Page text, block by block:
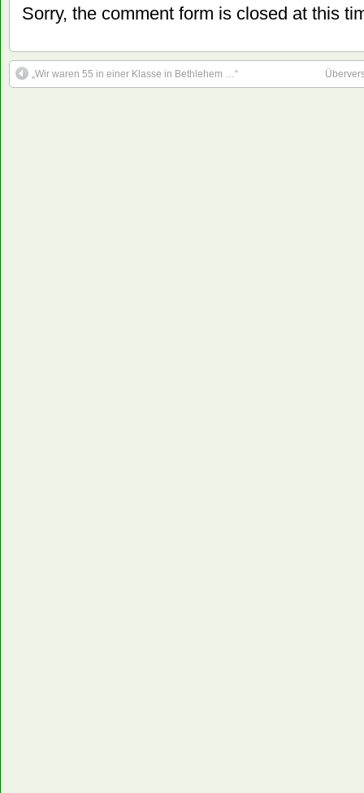
Sorry, the comment form is closed at this
„Wir waren 55 in einer Klasse in Bethlehem …“